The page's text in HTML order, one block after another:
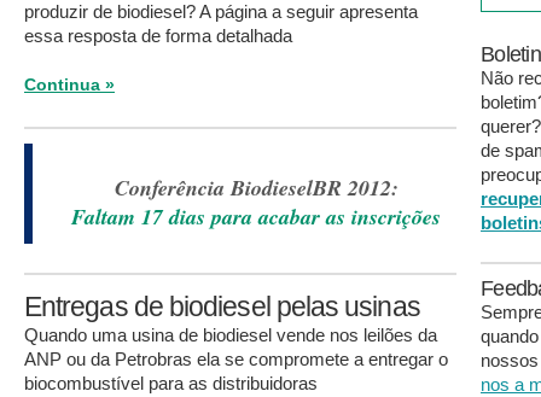
produzir de biodiesel? A página a seguir apresenta
essa resposta de forma detalhada
Continua »
Conferência BiodieselBR 2012:
Faltam 17 dias para acabar as inscrições
Entregas de biodiesel pelas usinas
Quando uma usina de biodiesel vende nos leilões da
ANP ou da Petrobras ela se compromete a entregar o
biocombustível para as distribuidoras
Não
de
nos a